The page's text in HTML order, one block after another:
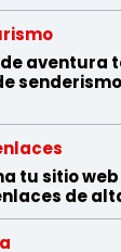
aventura
tu sitio
de